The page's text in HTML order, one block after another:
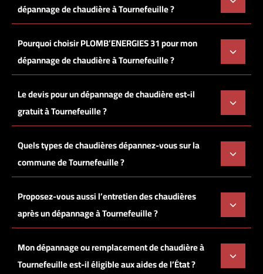
dépannage de chaudière à Tournefeuille ?
Pourquoi choisir PLOMB’ENERGIES 31 pour mon
dépannage de chaudière à Tournefeuille ?
Le devis pour un dépannage de chaudière est-il
gratuit à Tournefeuille ?
Quels types de chaudières dépannez-vous sur la
commune de Tournefeuille ?
Proposez-vous aussi l’entretien des chaudières
après un dépannage à Tournefeuille ?
Mon dépannage ou remplacement de chaudière à
Tournefeuille est-il éligible aux aides de l’État ?